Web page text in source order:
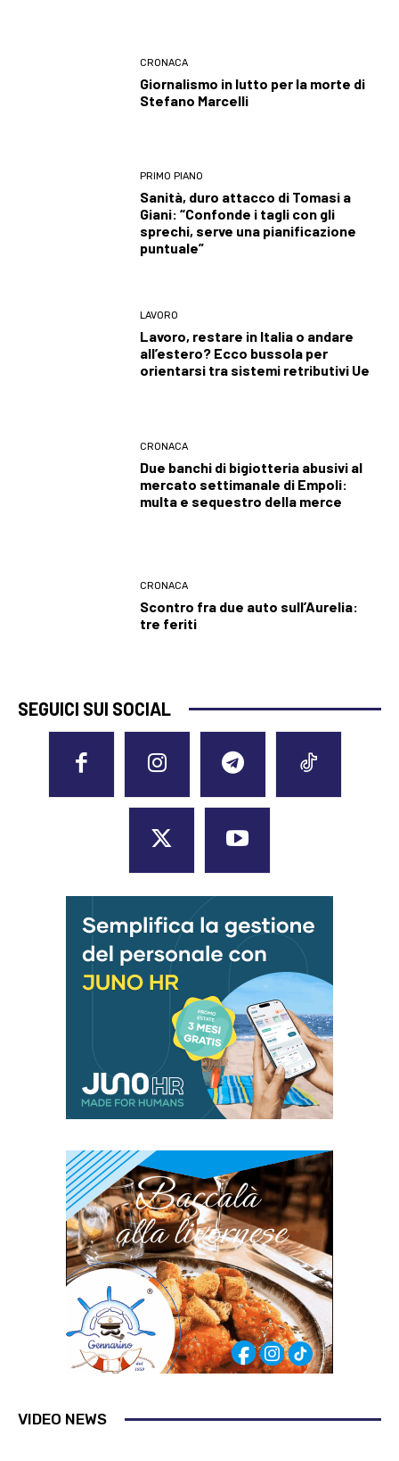
CRONACA
Giornalismo in lutto per la morte di
Stefano Marcelli
PRIMO PIANO
Sanità, duro attacco di Tomasi a
Giani: “Confonde i tagli con gli
sprechi, serve una pianificazione
puntuale”
LAVORO
Lavoro, restare in Italia o andare
all’estero? Ecco bussola per
orientarsi tra sistemi retributivi Ue
CRONACA
Due banchi di bigiotteria abusivi al
mercato settimanale di Empoli:
multa e sequestro della merce
CRONACA
Scontro fra due auto sull’Aurelia:
tre feriti
SEGUICI SUI SOCIAL
VIDEO NEWS